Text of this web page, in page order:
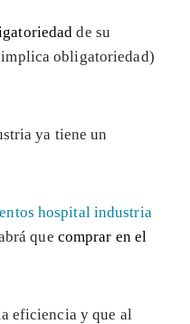
de su
obligatoriedad)
ya tiene un
que comprar en el
eficiencia y que al